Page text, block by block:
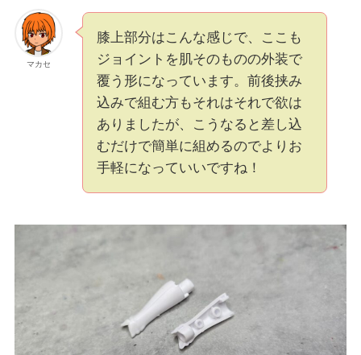
マカセ
膝上部分はこんな感じで、ここも
ジョイントを肌そのものの外装で
覆う形になっています。前後挟み
込みで組む方もそれはそれで欲は
ありましたが、こうなると差し込
むだけで簡単に組めるのでよりお
手軽になっていいですね！